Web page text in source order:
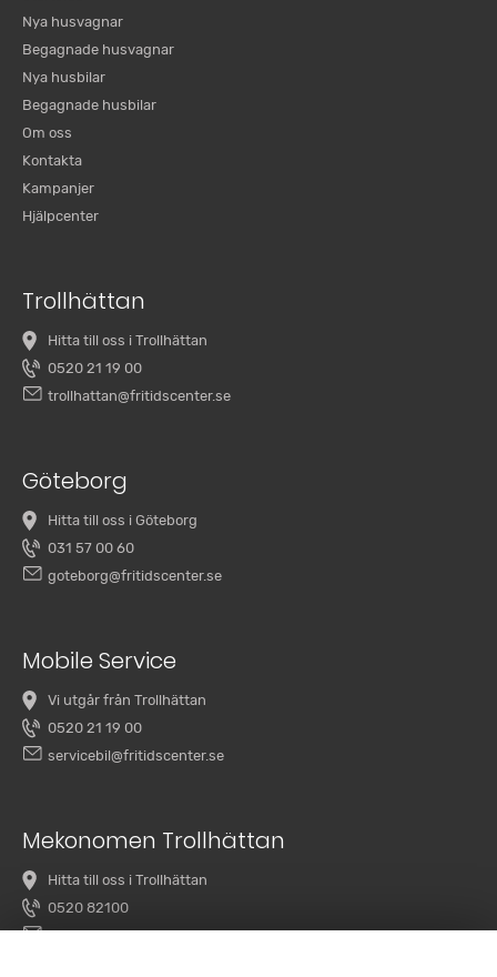
Nya husvagnar
Begagnade husvagnar
Nya husbilar
Begagnade husbilar
Om oss
Kontakta
Kampanjer
Hjälpcenter
Trollhättan
Hitta till oss i Trollhättan
0520 21 19 00
trollhattan@fritidscenter.se
Göteborg
Hitta till oss i Göteborg
031 57 00 60
goteborg@fritidscenter.se
Mobile Service
Vi utgår från Trollhättan
0520 21 19 00
servicebil@fritidscenter.se
Mekonomen Trollhättan
Hitta till oss i Trollhättan
0520 82100
overby@mekonomenbilverkstad.se